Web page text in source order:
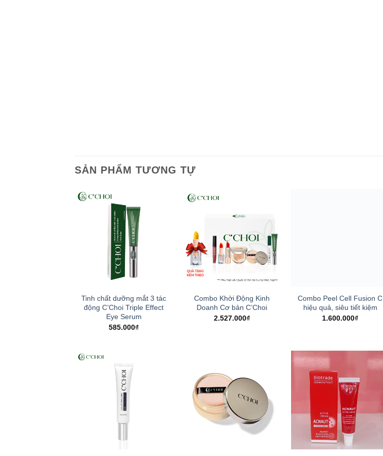
SẢN PHẨM TƯƠNG TỰ
Tinh chất dưỡng mắt 3 tác
động C’Choi Triple Effect
Eye Serum
585.000₫
Combo Khởi Động Kinh
Doanh Cơ bản C’Choi
2.527.000₫
Combo Peel Cell Fusion C
hiệu quả, siêu tiết kiệm
1.600.000₫